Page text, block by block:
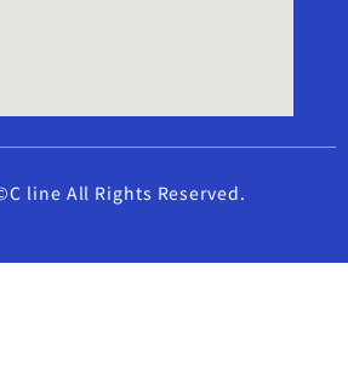
line All Rights Reserved.